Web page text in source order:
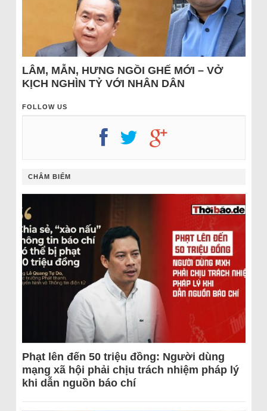
LÂM, MẪN, HƯNG NGỒI GHẾ MỚI – VỞ
KỊCH NGHÌN TỶ VỚI NHÂN DÂN
FOLLOW US
CHÂM BIẾM
Phạt lên đến 50 triệu đồng: Người dùng
mạng xã hội phải chịu trách nhiệm pháp lý
khi dẫn nguồn báo chí